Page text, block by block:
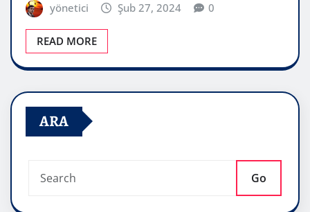
yönetici Şub 27, 2024 0
READ MORE
ARA
Go